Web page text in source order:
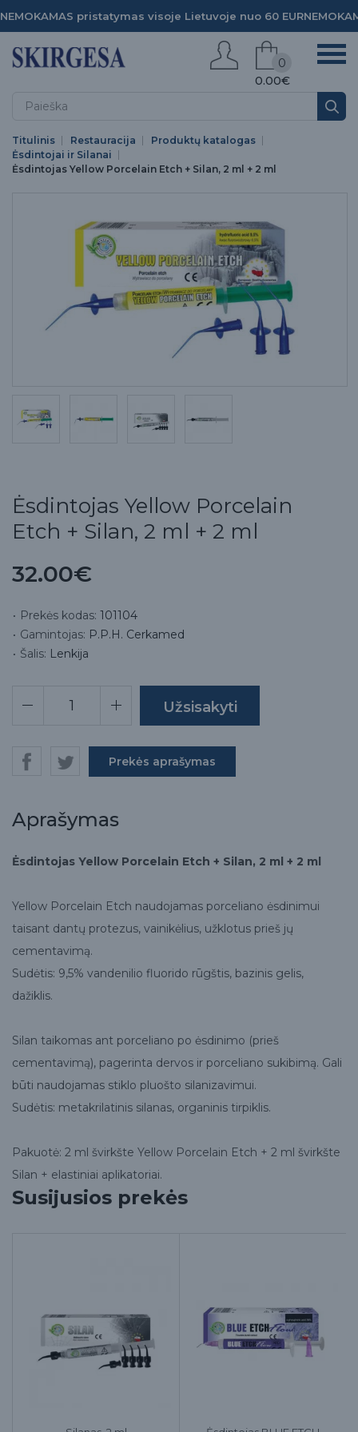
NEMOKAMAS pristatymas visoje Lietuvoje nuo 60 EUR
0.00€
0
Titulinis Restauracija
Produktų katalogas
Ėsdintojai ir Silanai
Ėsdintojas Yellow Porcelain Etch + Silan, 2 ml + 2 ml
Ėsdintojas Yellow Porcelain
Etch + Silan, 2 ml + 2 ml
32.00€
Prekės kodas: 101104
Gamintojas: P.P.H. Cerkamed
Šalis: Lenkija
Prekės aprašymas
Aprašymas
Ėsdintojas Yellow Porcelain Etch + Silan, 2 ml + 2 ml
Yellow Porcelain Etch naudojamas porceliano ėsdinimui
taisant dantų protezus, vainikėlius, užklotus prieš jų
cementavimą.
Sudėtis: 9,5% vandenilio fluorido rūgštis, bazinis gelis,
dažiklis.
Silan taikomas ant porceliano po ėsdinimo (prieš
cementavimą), pagerinta dervos ir porceliano sukibimą. Gali
būti naudojamas stiklo pluošto silanizavimui.
Sudėtis: metakrilatinis silanas, organinis tirpiklis.
Pakuotė: 2 ml švirkšte Yellow Porcelain Etch + 2 ml švirkšte
Silan + elastiniai aplikatoriai.
Susijusios prekės